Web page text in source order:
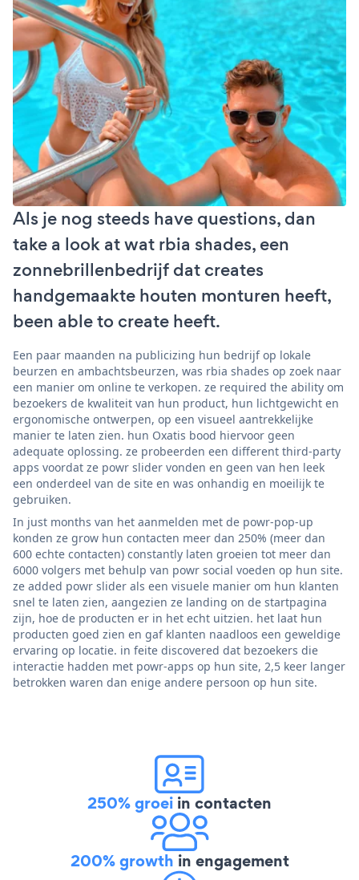
Als je nog steeds have questions, dan
take a look at wat rbia shades, een
zonnebrillenbedrijf dat creates
handgemaakte houten monturen heeft,
been able to create heeft.
Een paar maanden na publicizing hun bedrijf op lokale
beurzen en ambachtsbeurzen, was rbia shades op zoek naar
een manier om online te verkopen. ze required the ability om
bezoekers de kwaliteit van hun product, hun lichtgewicht en
ergonomische ontwerpen, op een visueel aantrekkelijke
manier te laten zien. hun Oxatis bood hiervoor geen
adequate oplossing. ze probeerden een different third-party
apps voordat ze powr slider vonden en geen van hen leek
een onderdeel van de site en was onhandig en moeilijk te
gebruiken.
In just months van het aanmelden met de powr-pop-up
konden ze grow hun contacten meer dan 250% (meer dan
600 echte contacten) constantly laten groeien tot meer dan
6000 volgers met behulp van powr social voeden op hun site.
ze added powr slider als een visuele manier om hun klanten
snel te laten zien, aangezien ze landing on de startpagina
zijn, hoe de producten er in het echt uitzien. het laat hun
producten goed zien en gaf klanten naadloos een geweldige
ervaring op locatie. in feite discovered dat bezoekers die
interactie hadden met powr-apps op hun site, 2,5 keer langer
betrokken waren dan enige andere persoon op hun site.
250% groei in contacten
200% growth in engagement